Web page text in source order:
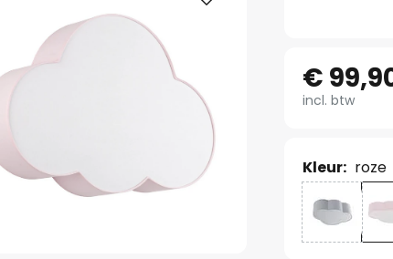
€
incl. btw
Kleur: roze